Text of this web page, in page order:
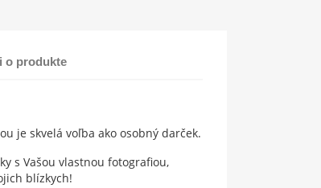
o produkte
je skvelá voľba ako osobný darček.
s Vašou vlastnou fotografiou,
blízkych!